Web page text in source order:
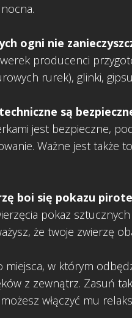
ogni nie
producenci
rurek), glinki,
są
jest bezpieczne,
Ważne jest także
boi się pokazu
pokaz
że twoje zwierzę
miejsca, w którym
z zewnątrz. Zasuń
włączyć mu